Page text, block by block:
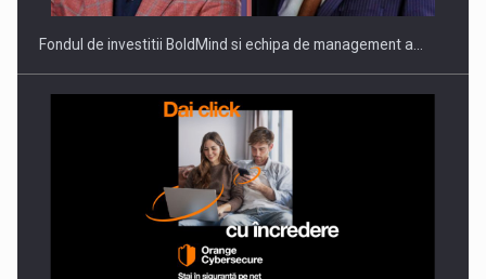
PUTTING ROMANIAN CORPORATE COMPANIES ON THE
Fondul de investitii BoldMind si echipa de management a…